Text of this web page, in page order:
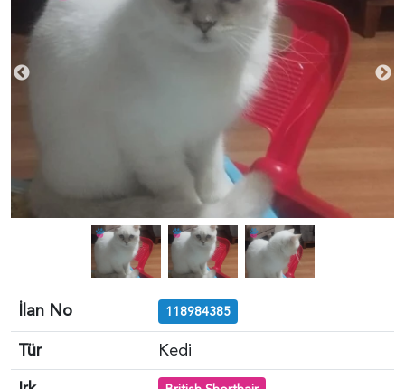
İlan No 118984385
Tür
Kedi